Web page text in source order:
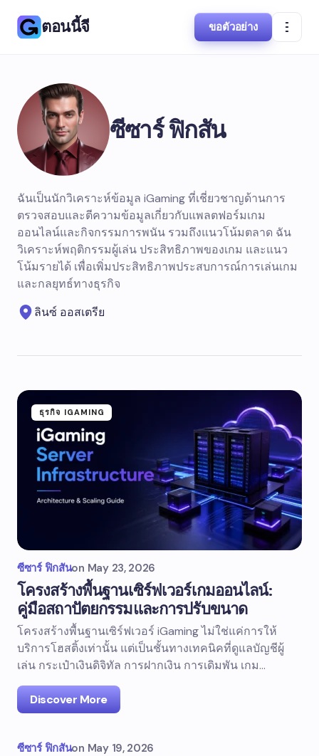
ตอนนี้จี ขอตัวอย่าง
ซีซาร์ ฟิกสัน
ฉันเป็นนักวิเคราะห์ข้อมูล iGaming ที่เชี่ยวชาญด้านการ
ตรวจสอบและตีความข้อมูลเกี่ยวกับแพลตฟอร์มเกม
ออนไลน์และกิจกรรมการพนัน รวมถึงแนวโน้มตลาด ฉัน
วิเคราะห์พฤติกรรมผู้เล่น ประสิทธิภาพของเกม และแนว
โน้มรายได้ เพื่อเพิ่มประสิทธิภาพประสบการณ์การเล่นเกม
และกลยุทธ์ทางธุรกิจ
ลินซ์ ออสเตรีย
ธุรกิจ IGAMING
ซีซาร์ ฟิกสันon May 23, 2026
โครงสร้างพื้นฐานเซิร์ฟเวอร์เกมออนไลน์:
คู่มือสถาปัตยกรรมและการปรับขนาด
โครงสร้างพื้นฐานเซิร์ฟเวอร์ iGaming ไม่ใช่แค่การให้
บริการโฮสติ้งเท่านั้น แต่เป็นชั้นทางเทคนิคที่ดูแลบัญชีผู้
เล่น กระเป๋าเงินดิจิทัล การฝากเงิน การเดิมพัน เกม...
Discover More
ซีซาร์ ฟิกสันon May 19, 2026